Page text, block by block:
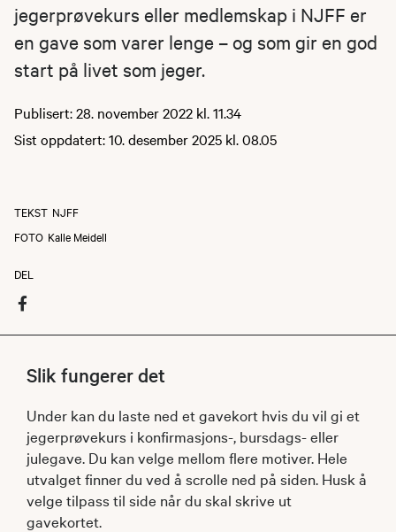
jegerprøvekurs eller medlemskap i NJFF er
en gave som varer lenge – og som gir en god
start på livet som jeger.
Publisert: 28. november 2022 kl. 11.34
Sist oppdatert: 10. desember 2025 kl. 08.05
TEKST NJFF
FOTO Kalle Meidell
DEL
Slik fungerer det
Under kan du laste ned et gavekort hvis du vil gi et
jegerprøvekurs i konfirmasjons-, bursdags- eller
julegave. Du kan velge mellom flere motiver. Hele
utvalget finner du ved å scrolle ned på siden. Husk å
velge tilpass til side når du skal skrive ut
gavekortet.